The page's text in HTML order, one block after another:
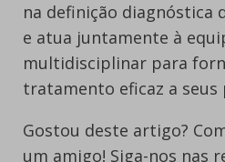
na definição diagnóstica
e atua juntamente à
multidisciplinar para
tratamento eficaz a seus
Gostou deste artigo?
um amigo! Siga-nos nas